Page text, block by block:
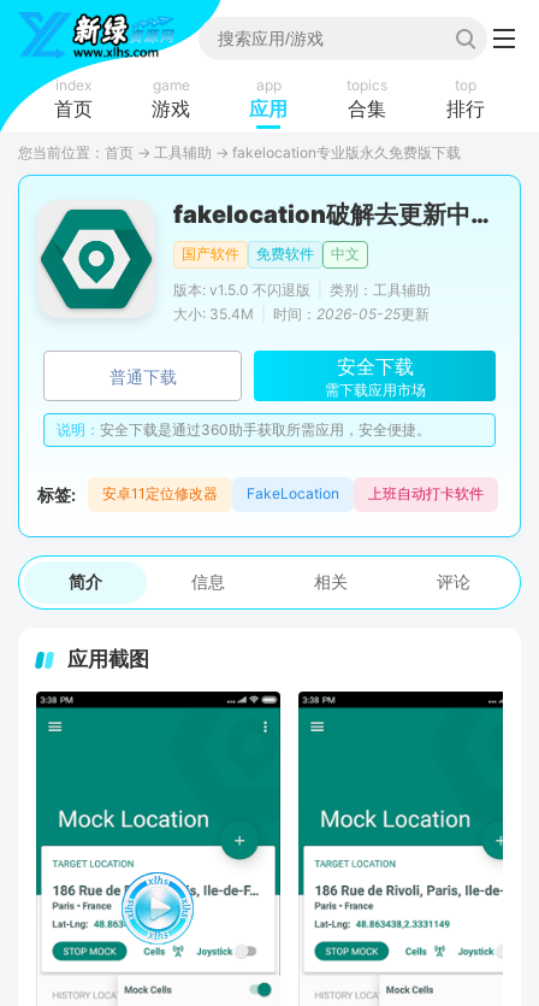
index
首页
game
游戏
app
应用
topics
合集
top
排行
您当前位置： 首页 → 工具辅助 → fakelocation专业版永久免费版下载
fakelocation破解去更新中文版(fakelocation免付费版)
国产软件 免费软件
中文
版本: v1.5.0 不闪退版
类别：工具辅助
大小: 35.4M
时间： 2026-05-25更新
普通下载 安全下载
需下载应用市场
说明： 安全下载是通过360助手获取所需应用，安全便捷。
标签: 安卓11定位修改器 FakeLocation 上班自动打卡软件
简介 信息 相关 评论
应用截图